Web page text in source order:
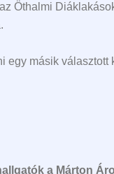
Öthalmi
egy másik választott
a Márton